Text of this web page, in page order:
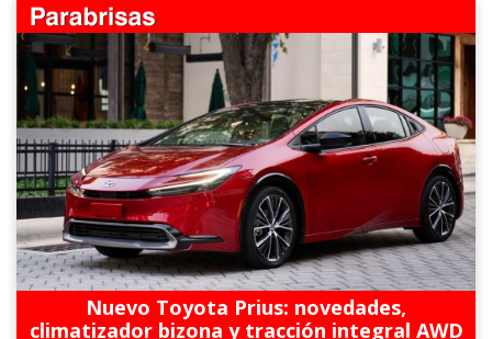
Nuevo Toyota Prius: novedades,
climatizador bizona y tracción integral AWD